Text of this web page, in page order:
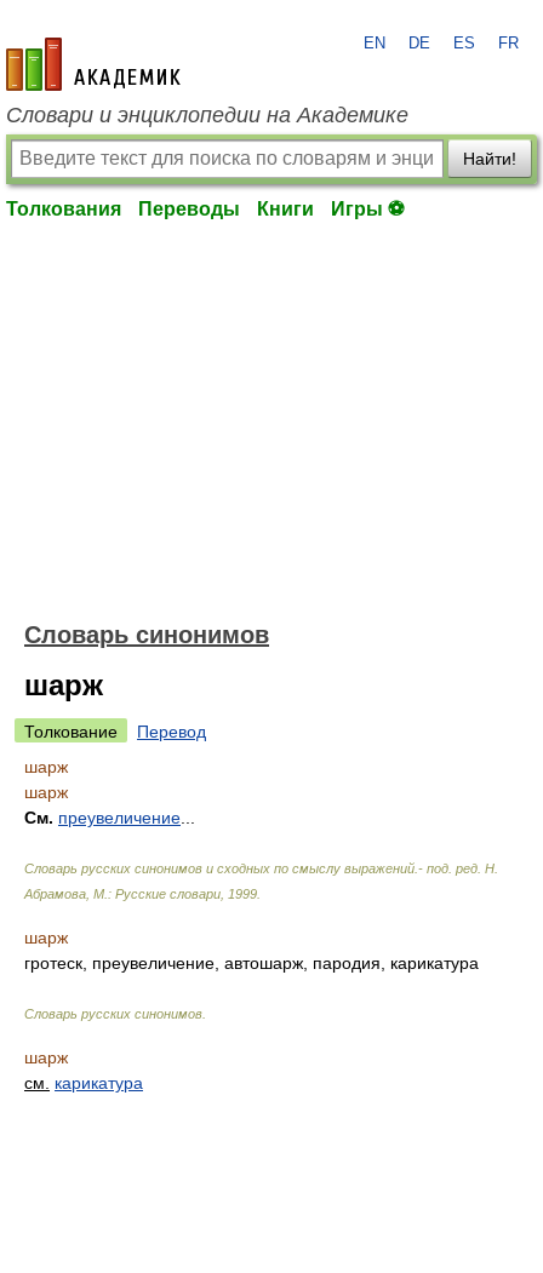
academic.ru
EN DE ES FR
Словари и энциклопедии на Академике
Найти!
Толкования Переводы Книги Игры ⚽
Словарь синонимов
шарж
Толкование
Перевод
шарж
шарж
См. преувеличение
Словарь русских синонимов и сходных по смыслу выражений.- под. ред. Н.
Абрамова, М.: Русские словари 1999
шарж
гротеск, преувеличение, автошарж, пародия, карикатура
Словарь русских синонимов
шарж
см.
карикатура